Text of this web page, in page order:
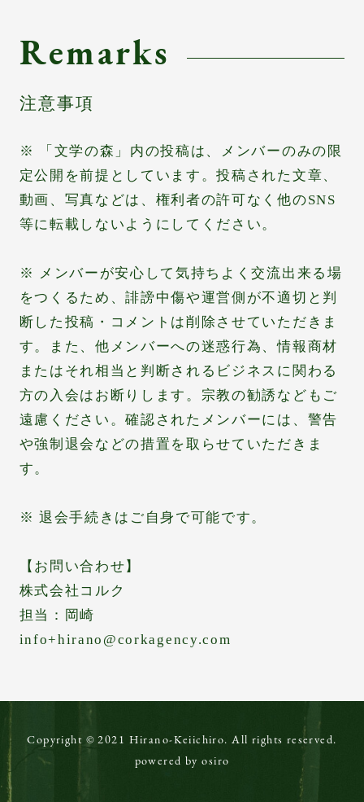
Remarks
注意事項
※ 「文学の森」内の投稿は、メンバーのみの限
定公開を前提としています。投稿された文章、
動画、写真などは、権利者の許可なく他のSNS
等に転載しないようにしてください。
※ メンバーが安心して気持ちよく交流出来る場
をつくるため、誹謗中傷や運営側が不適切と判
断した投稿・コメントは削除させていただきま
す。また、他メンバーへの迷惑行為、情報商材
またはそれ相当と判断されるビジネスに関わる
方の入会はお断りします。宗教の勧誘などもご
遠慮ください。確認されたメンバーには、警告
や強制退会などの措置を取らせていただきま
す。
※ 退会手続きはご自身で可能です。
【お問い合わせ】
株式会社コルク
担当：岡崎
info+hirano@corkagency.com
Copyright © 2021 Hirano-Keiichiro. All rights reserved.
powered by osiro